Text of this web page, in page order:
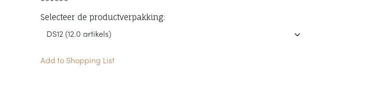
Selecteer de productverpakking:
Add to Shopping List